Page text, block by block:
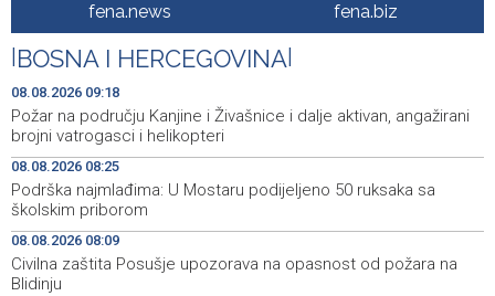
Duge kolone vozila na graničnim prelazim na izlazu iz
BiH
08:29
Deset zeničkih rudara četvrtu noć ostali u jami
Raspotočje
08:25
Podrška najmlađima: U Mostaru podijeljeno 50 ruksaka
sa školskim priborom
08:25 Najave događaja za 8. 8. 2026. godine (subota)
08:20
Etnofest Didak čuva hercegovačku tradiciju kroz
pjesmu, običaje i gastronomiju
fena.news fena.biz
BOSNA I HERCEGOVINA
08.08.2026 09:18
Požar na području Kanjine i Živašnice i dalje aktivan, angažirani
brojni vatrogasci i helikopteri
08.08.2026 08:25
Podrška najmlađima: U Mostaru podijeljeno 50 ruksaka sa
školskim priborom
08.08.2026 08:09
Civilna zaštita Posušje upozorava na opasnost od požara na
Blidinju